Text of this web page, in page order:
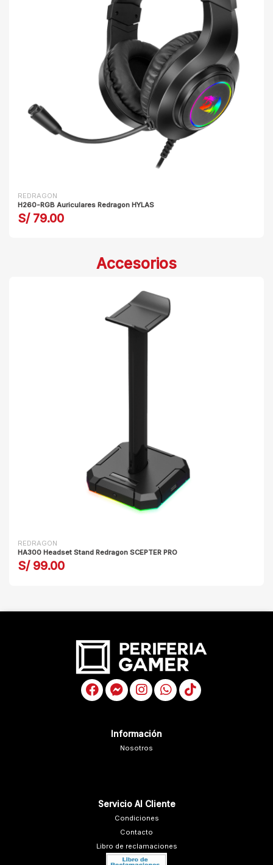
REDRAGON
H260-RGB Auriculares Redragon HYLAS
S/ 79.00
Accesorios
REDRAGON
HA300 Headset Stand Redragon SCEPTER PRO
S/ 99.00
Información
Nosotros
Servicio Al Cliente
Condiciones
Contacto
Libro de reclamaciones